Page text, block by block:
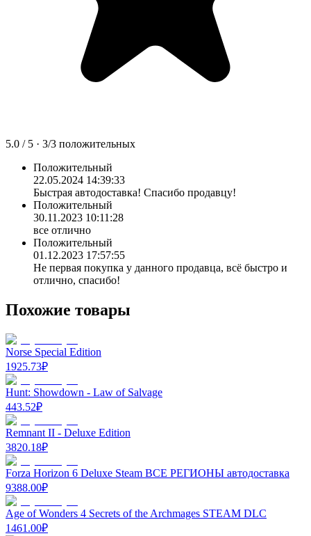
5.0 / 5 · 3/3 положительных
Положительный
22.05.2024 14:39:33
Быстрая автодоставка! Спасибо продавцу!
Положительный
30.11.2023 10:11:28
все отлично
Положительный
01.12.2023 17:57:55
Не первая покупка у данного продавца, всё быстро и
отлично, спасибо!
Похожие товары
Norse Special Edition
1925.73₽
Hunt: Showdown - Law of Salvage
443.52₽
Remnant II - Deluxe Edition
3820.18₽
Forza Horizon 6 Deluxe Steam ВСЕ РЕГИОНЫ автодоставка
9388.00₽
Age of Wonders 4 Secrets of the Archmages STEAM DLC
1461.00₽